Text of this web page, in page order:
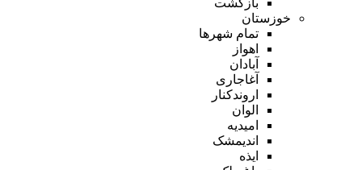
خوزستان
تمام شهر‌ها
اهواز
آبادان
آغاجاری
اروندکنار
الوان
امیدیه
اندیمشک
ایذه